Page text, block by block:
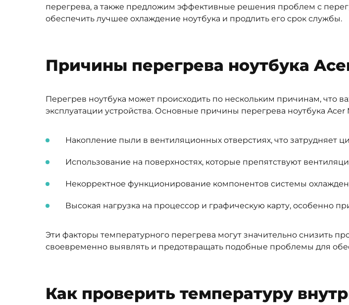
перегрева, а также предложим эффективные решения проблем с
обеспечить лучшее охлаждение ноутбука и продлить его срок службы.
Причины перегрева ноутбука
Перегрев ноутбука может происходить по нескольким причинам, что
эксплуатации устройства. Основные причины перегрева ноутбука Acer
Накопление пыли в вентиляционных отверстиях, что затрудняет
Использование на поверхностях, которые препятствуют
Некорректное функционирование компонентов системы
Высокая нагрузка на процессор и графическую карту, особенно
Эти факторы температурного перегрева могут значительно снизить
своевременно выявлять и предотвращать подобные проблемы для
Как проверить температуру